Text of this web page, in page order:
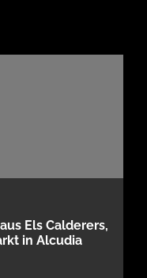
Els Calderers,
in Alcudia